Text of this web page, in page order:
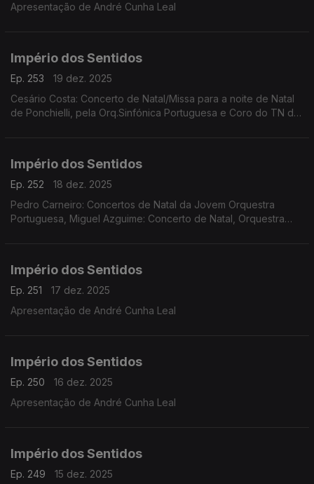
Apresentação de André Cunha Leal
Império dos Sentidos
Ep. 253
19 dez. 2025
Cesário Costa: Concerto de Natal/Missa para a noite de Natal
de Ponchielli, pela Orq.Sinfónica Portuguesa e Coro do TN de
Império dos Sentidos
Ep. 252
18 dez. 2025
Pedro Carneiro: Concertos de Natal da Jovem Orquestra
Portuguesa, Miguel Azguime: Concerto de Natal, Orquestra
Império dos Sentidos
Ep. 251
17 dez. 2025
Apresentação de André Cunha Leal
Império dos Sentidos
Ep. 250
16 dez. 2025
Apresentação de André Cunha Leal
Império dos Sentidos
Ep. 249
15 dez. 2025